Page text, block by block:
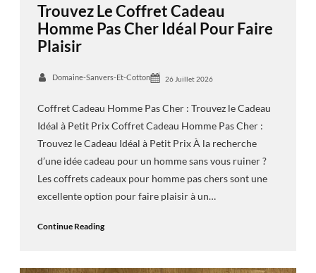
Trouvez Le Coffret Cadeau
Homme Pas Cher Idéal Pour Faire
Plaisir
Domaine-Sanvers-Et-Cotton 26 Juillet 2026
Coffret Cadeau Homme Pas Cher : Trouvez le Cadeau
Idéal à Petit Prix Coffret Cadeau Homme Pas Cher :
Trouvez le Cadeau Idéal à Petit Prix À la recherche
d’une idée cadeau pour un homme sans vous ruiner ?
Les coffrets cadeaux pour homme pas chers sont une
excellente option pour faire plaisir à un…
Continue Reading